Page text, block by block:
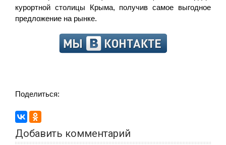
курортной столицы Крыма, получив самое выгодное
предложение на рынке.
Поделиться:
Добавить комментарий